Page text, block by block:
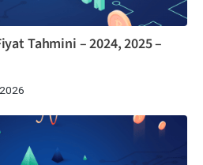
Tahmini – 2024, 2025 –